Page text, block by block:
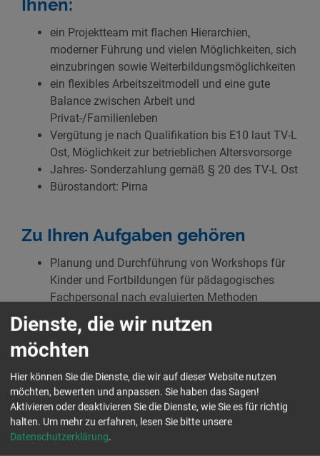
Ihnen:
ein Projektteam mit flachen Hierarchien,
moderner Führung und vielen Möglichkeiten, sich
einzubringen sowie Weiterbildungsmöglichkeiten
ein flexibles Arbeitszeitmodell und eine gute
Balance zwischen Arbeit und
Privat-/Familienleben
Vergütung je nach Qualifikation bis E10 laut TV-L
Ost, Möglichkeit zur betrieblichen Altersvorsorge
Jahres- Sonderzahlung gemäß § 20 des TV-L Ost
Bürostandort: Pirna
Zu Ihren Aufgaben gehören
Planung und Durchführung von Workshops für
Kinder und Fortbildungen für pädagogisches
Fachpersonal nach evaluierten Methoden
selbständige Konzeptentwicklung von Angeboten
zur Verbesserung sozial-emotionaler
Kompetenzen bei Kindern
Prozessbegleitungen in unseren „Couragierte
Kinder“-Partnereinrichtungen in Sachsen
Sie passen zu uns, wenn Sie
Dienste, die wir nutzen
möchten
Hier können Sie die Dienste, die wir auf dieser Website nutzen
möchten, bewerten und anpassen. Sie haben das Sagen!
Aktivieren oder deaktivieren Sie die Dienste, wie Sie es für richtig
halten. Um mehr zu erfahren, lesen Sie bitte unsere
Datenschutzerklärung.